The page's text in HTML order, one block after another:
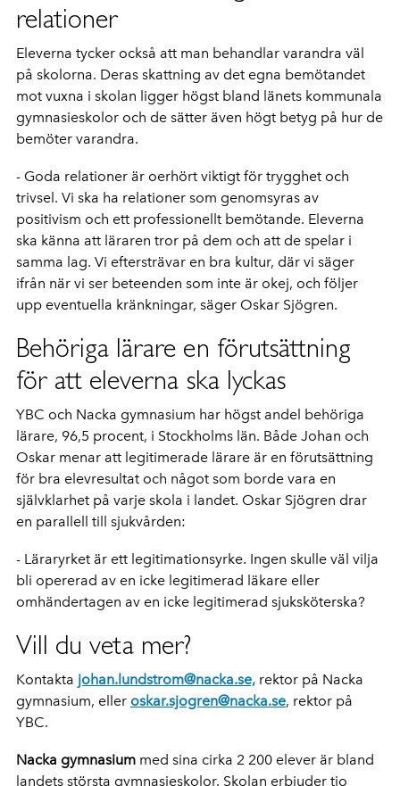
relationer
Eleverna tycker också att man behandlar varandra väl
på skolorna. Deras skattning av det egna bemötandet
mot vuxna i skolan ligger högst bland länets kommunala
gymnasieskolor och de sätter även högt betyg på hur de
bemöter varandra.
- Goda relationer är oerhört viktigt för trygghet och
trivsel. Vi ska ha relationer som genomsyras av
positivism och ett professionellt bemötande. Eleverna
ska känna att läraren tror på dem och att de spelar i
samma lag. Vi eftersträvar en bra kultur, där vi säger
ifrån när vi ser beteenden som inte är okej, och följer
upp eventuella kränkningar, säger Oskar Sjögren.
Behöriga lärare en förutsättning
för att eleverna ska lyckas
YBC och Nacka gymnasium har högst andel behöriga
lärare, 96,5 procent, i Stockholms län. Både Johan och
Oskar menar att legitimerade lärare är en förutsättning
för bra elevresultat och något som borde vara en
självklarhet på varje skola i landet. Oskar Sjögren drar
en parallell till sjukvården:
- Läraryrket är ett legitimationsyrke. Ingen skulle väl vilja
bli opererad av en icke legitimerad läkare eller
omhändertagen av en icke legitimerad sjuksköterska?
Vill du veta mer?
Kontakta johan.lundstrom@nacka.se, rektor på Nacka
gymnasium, eller oskar.sjogren@nacka.se, rektor på
YBC.
Nacka gymnasium med sina cirka 2 200 elever är bland
landets största gymnasieskolor. Skolan erbjuder tio